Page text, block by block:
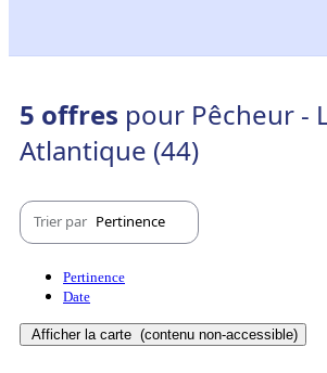
5 offres pour Pêcheur -
Atlantique (44)
Trier par Pertinence
Pertinence
Date
Afficher la carte (contenu non-accessible)